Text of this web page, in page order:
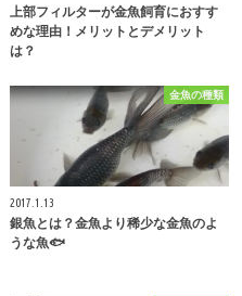
上部フィルターが金魚飼育におすす
めな理由！メリットとデメリット
は？
金魚の種類
2017.1.13
銀魚とは？金魚より稀少な金魚のよ
うな魚🐟